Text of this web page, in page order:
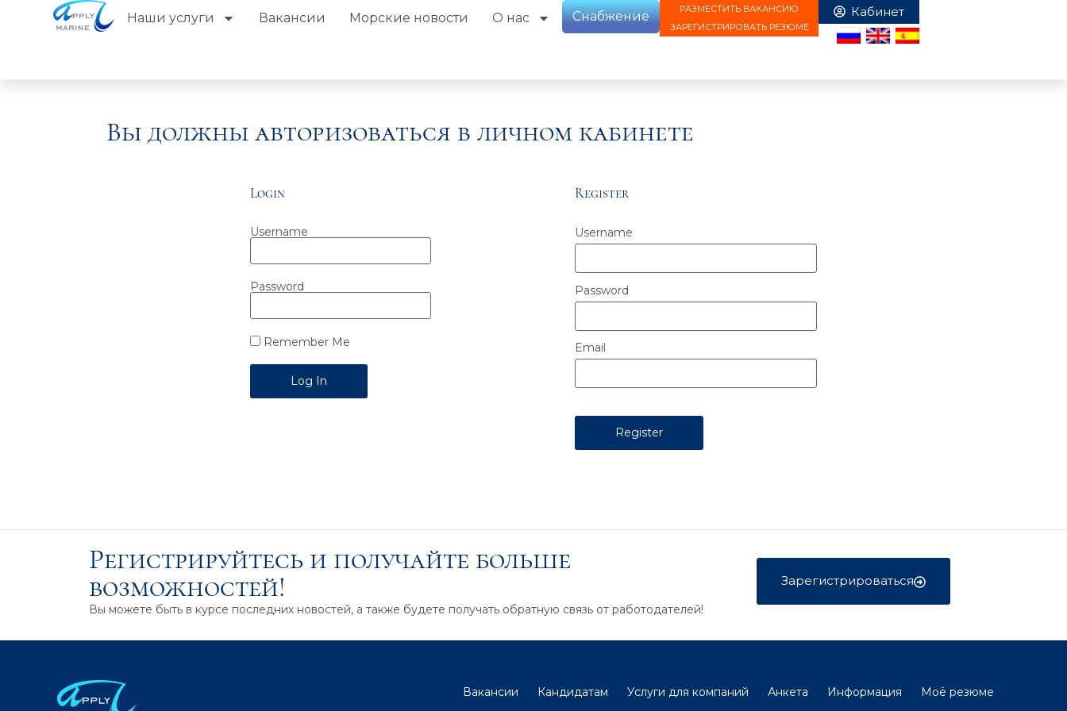
Наши услуги Вакансии Морские новости О нас Снабжение
РАЗМЕСТИТЬ ВАКАНСИЮ
ЗАРЕГИСТРИРОВАТЬ РЕЗЮМЕ
Вы должны авторизоваться в личном кабинете
Login
Username
Password
Remember Me
Register
Username
Password
Email
Регистрируйтесь и получайте больше
возможностей!
Вы можете быть в курсе последних новостей, а также будете получать обратную связь от работодателей!
Зарегистрироваться
Вакансии Кандидатам Услуги для компаний Анкета Информация
Моё резюме